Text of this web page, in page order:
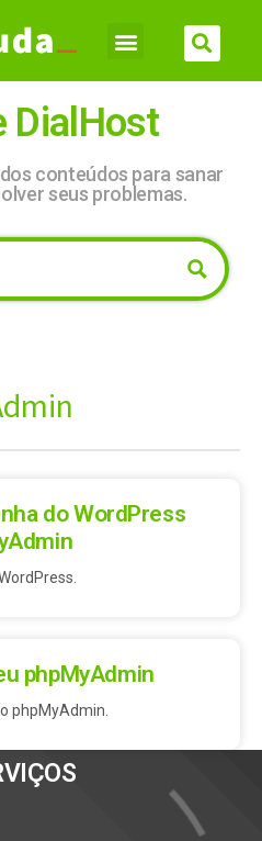
DialHost
conteúdos para sanar
seus problemas.
do WordPress
phpMyAdmin
phpMyAdmin.